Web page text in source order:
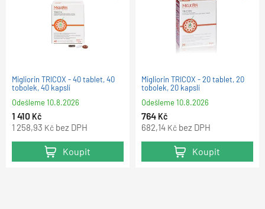
Migliorin TRICOX - 40 tablet, 40
tobolek, 40 kapslí
Odešleme10.8.2026
1 410 Kč
1 258,93 Kč bez DPH
Koupit
Migliorin TRICOX - 20 tablet, 20
tobolek, 20 kapslí
Odešleme10.8.2026
764 Kč
682,14 Kč bez DPH
Koupit